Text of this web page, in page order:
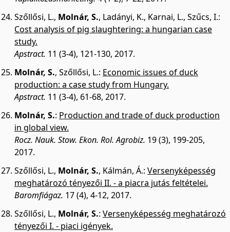
Szőllősi, L., Molnár, S., Ladányi, K., Karnai, L., Szűcs, I.:
Cost analysis of pig slaughtering: a hungarian case
study.
Apstract. 11 (3-4), 121-130, 2017.
Molnár, S., Szőllősi, L.: Economic issues of duck
production: a case study from Hungary.
Apstract. 11 (3-4), 61-68, 2017.
Molnár, S.: Production and trade of duck production
in global view.
Rocz. Nauk. Stow. Ekon. Rol. Agrobiz. 19 (3), 199-205,
2017.
Szőllősi, L., Molnár, S., Kálmán, Á.: Versenyképesség
meghatározó tényezői II. - a piacra jutás feltételei.
Baromfiágaz. 17 (4), 4-12, 2017.
Szőllősi, L., Molnár, S.: Versenyképesség meghatározó
tényezői I. - piaci igények.